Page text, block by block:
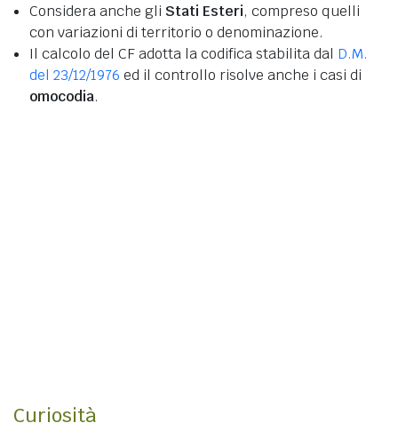
Considera anche gli Stati Esteri, compreso quelli
con variazioni di territorio o denominazione.
Il calcolo del CF adotta la codifica stabilita dal D.M.
del 23/12/1976 ed il controllo risolve anche i casi di
omocodia.
Curiosità